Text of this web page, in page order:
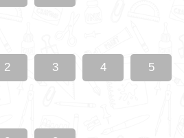
2 3 4 5